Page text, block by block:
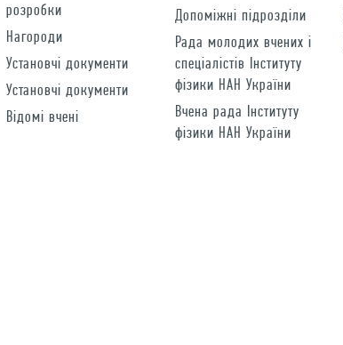
розробки
Нагороди
Установчі документи
Установчі документи
Відомі вчені
Допоміжні підрозділи
Рада молодих вчених і
спеціалістів Інституту
фізики НАН України
Вчена рада Інституту
фізики НАН України